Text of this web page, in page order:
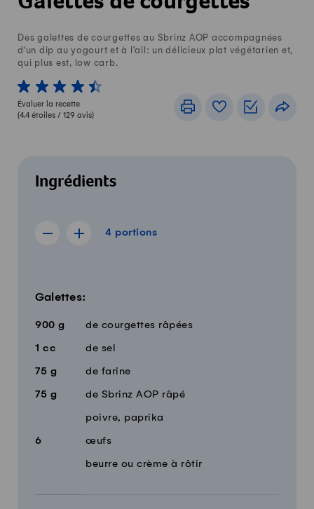
Des galettes de courgettes au Sbrinz AOP accompagnées
d'un dip au yogourt et à l'ail: un délicieux plat végétarien et,
qui plus est, low carb.
1 von 5 étoiles
2 von 5 étoiles
3 von 5 étoiles
4 von 5 étoiles
5 von 5 étoiles
Évaluer la recette
(4.4 étoiles / 129 avis)
ImprimerLivre de recettes
Listes de
Ingrédients
4 portions
Afficher la recette de 3 portions
Afficher la recette de 5 portions
4 portions
Galettes:
900 g de courgettes râpées
1 cc de sel
75 g de farine
75 g de Sbrinz AOP râpé
poivre, paprika
6 œufs
beurre ou crème à rôtir